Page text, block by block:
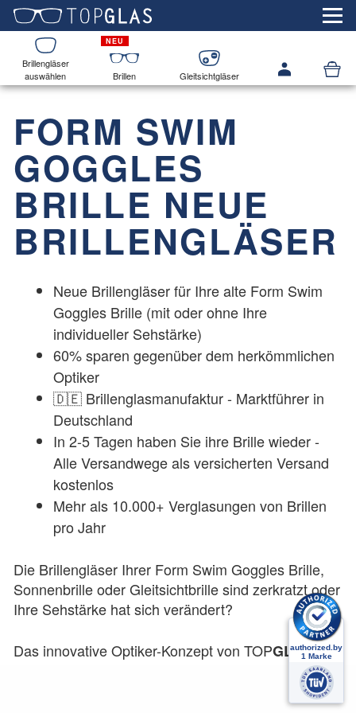
Brillengläser
auswählen
Brillen Gleitsichtgläser
FORM SWIM
GOGGLES
BRILLE NEUE
BRILLENGLÄSER
Neue Brillengläser für Ihre alte Form Swim
GogglesBrille (mit oder ohne Ihre
individueller Sehstärke)
60% sparen gegenüber dem herkömmlichen
Optiker
🇩🇪 Brillenglasmanufaktur - Marktführer in
Deutschland
In 2-5 Tagen haben Sie ihre Brille wieder -
Alle Versandwege als versicherten Versand
kostenlos
Mehr als 10.000+ Verglasungen von Brillen
pro Jahr
Die Brillengläser Ihrer Form Swim GogglesBrille,
Sonnenbrille oder Gleitsichtbrille sind zerkratzt oder
Ihre Sehstärke hat sich verändert?
Das innovative Optiker-Konzept von TOPGLAShat
sich auf die Neuverglasung von Brillen aller Art
spezialisiert. Wir verglasen gebrauchte und neue